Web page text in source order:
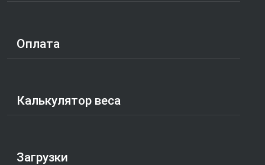
Оплата
Калькулятор веса
Загрузки